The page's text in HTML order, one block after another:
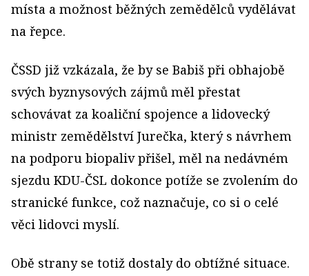
místa a možnost běžných zemědělců vydělávat
na řepce.
ČSSD již vzkázala, že by se Babiš při obhajobě
svých byznysových zájmů měl přestat
schovávat za koaliční spojence a lidovecký
ministr zemědělství Jurečka, který s návrhem
na podporu biopaliv přišel, měl na nedávném
sjezdu KDU-ČSL dokonce potíže se zvolením do
stranické funkce, což naznačuje, co si o celé
věci lidovci myslí.
Obě strany se totiž dostaly do obtížné situace.